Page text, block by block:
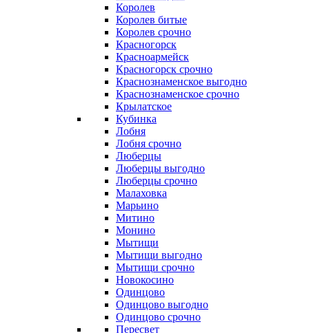
Королев
Королев битые
Королев срочно
Красногорск
Красноармейск
Красногорск срочно
Краснознаменское выгодно
Краснознаменское срочно
Крылатское
Кубинка
Лобня
Лобня срочно
Люберцы
Люберцы выгодно
Люберцы срочно
Малаховка
Марьино
Митино
Монино
Мытищи
Мытищи выгодно
Мытищи срочно
Новокосино
Одинцово
Одинцово выгодно
Одинцово срочно
Пересвет